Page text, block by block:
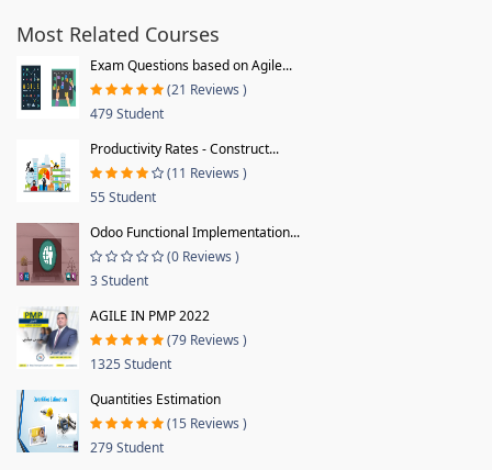
Most Related Courses
Exam Questions based on Agile...
(21 Reviews )
479 Student
Productivity Rates - Construct...
(11 Reviews )
55 Student
Odoo Functional Implementation...
(0 Reviews )
3 Student
AGILE IN PMP 2022
(79 Reviews )
1325 Student
Quantities Estimation
(15 Reviews )
279 Student